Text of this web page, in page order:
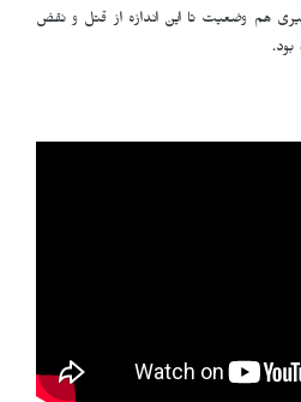
هم وضعیت تا این اندازه از قتل و نقض